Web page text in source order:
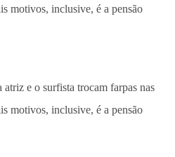
e o surfista trocam farpas nas
motivos, inclusive, é a pensão